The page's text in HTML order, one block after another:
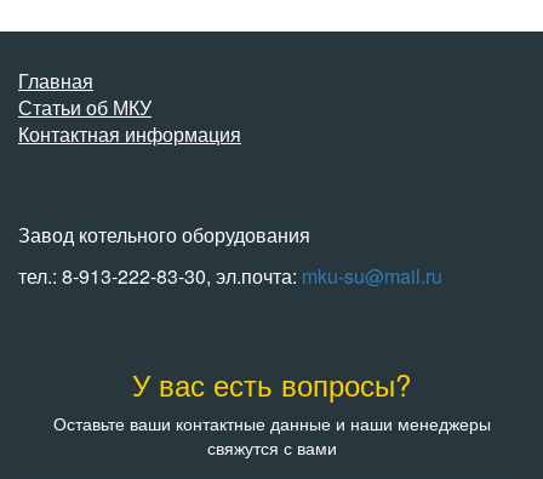
Главная
Статьи об МКУ
Контактная информация
Завод котельного оборудования
тел.: 8-913-222-83-30, эл.почта: mku-su@mail.ru
У вас есть вопросы?
Оставьте ваши контактные данные и наши менеджеры
свяжутся с вами